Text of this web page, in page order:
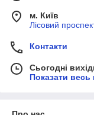
м. Київ
Лісовий
Контакти
Сьогодні
Показати весь